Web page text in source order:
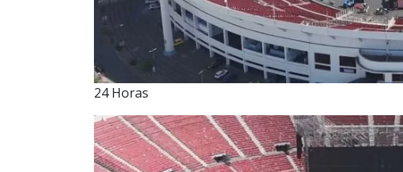
24 Horas